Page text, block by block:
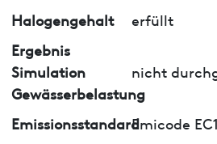
Halogengehalt
erfüllt
Ergebnis
Simulation
Gewässerbelastung
nicht
EmissionsstandardEmicode